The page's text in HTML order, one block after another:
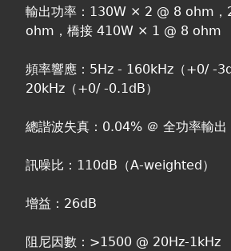
輸出功率：130W × 2 @ 8 ohm
ohm，橋接 410W × 1 @ 8 ohm
頻率響應：5Hz - 160kHz（+0/ -
20kHz（+0/ -0.1dB）
總諧波失真：0.04% ＠ 全功率輸
訊噪比：110dB（A-weighted）
增益：26dB
阻尼因數：>1500 @ 20Hz-1kHz